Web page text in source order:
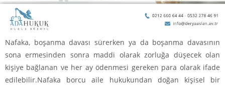
Nafaka, boşanma davası sürerken ya da boşanma davasının
sona ermesinden sonra maddi olarak zorluğa düşecek olan
kişiye bağlanan ve her ay ödenmesi gereken para olarak ifade
edilebilir.Nafaka borcu aile hukukundan doğan kişisel bir